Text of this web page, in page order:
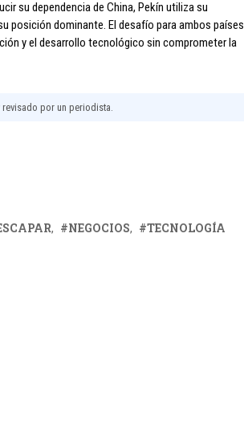
su dependencia de China, Pekín utiliza su
posición dominante. El desafío para ambos países
y el desarrollo tecnológico sin comprometer la
por un periodista.
NEGOCIOS TECNOLOGÍA